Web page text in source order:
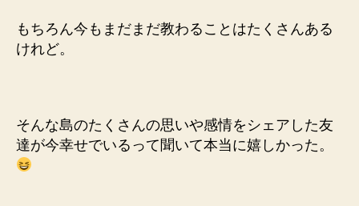
もちろん今もまだまだ教わることはたくさんある
けれど。
そんな島のたくさんの思いや感情をシェアした友
達が今幸せでいるって聞いて本当に嬉しかった。